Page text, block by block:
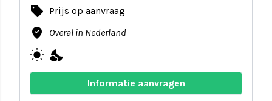
local_offer Prijs op aanvraag
where_to_vote Overal in Nederland
wb_sunny nights_stay
Informatie aanvragen